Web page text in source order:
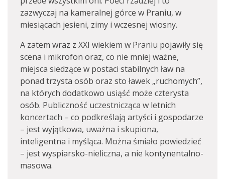
zazwyczaj na kameralnej górce w Praniu, w
miesiącach jesieni, zimy i wczesnej wiosny.
A zatem wraz z XXI wiekiem w Praniu pojawiły się
scena i mikrofon oraz, co nie mniej ważne,
miejsca siedzące w postaci stabilnych ław na
ponad trzysta osób oraz sto ławek „ruchomych”,
na których dodatkowo usiąść może czterysta
osób. Publiczność uczestnicząca w letnich
koncertach – co podkreślają artyści i gospodarze
– jest wyjątkowa, uważna i skupiona,
inteligentna i myśląca. Można śmiało powiedzieć
– jest wyspiarsko-nieliczna, a nie kontynentalno-
masowa.